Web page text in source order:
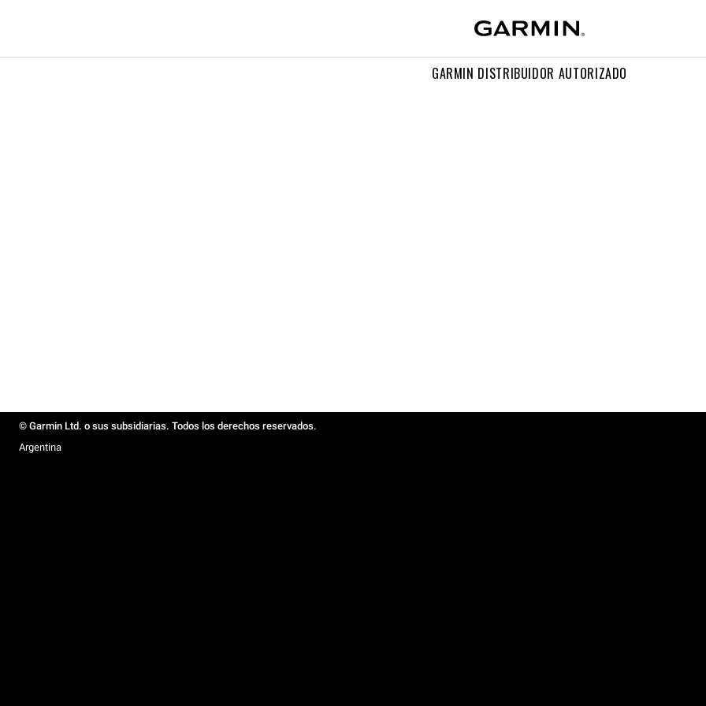
GARMIN DISTRIBUIDOR AUTORIZADO
© Garmin Ltd. o sus subsidiarias. Todos los derechos reservados.
Argentina